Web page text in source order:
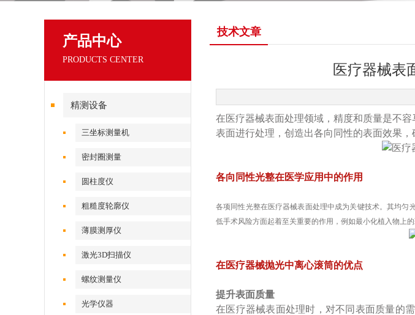
产品中心
PRODUCTS CENTER
精测设备
三坐标测量机
密封圈测量
圆柱度仪
粗糙度轮廓仪
薄膜测厚仪
激光3D扫描仪
螺纹测量仪
光学仪器
技术文章
医疗器械表
在医疗器械表面处理领域，精度和质量是不
表面进行处理，创造出各向同性的表面效果
各向同性光整在医学应用中的作用
各项同性光整在医疗器械表面处理中成为关键技术。其均
低手术风险方面起着至关重要的作用，例如最小化植入物上
在医疗器械抛光中离心滚筒的优点
提升表面质量
在医疗器械表面处理时，对不同表面质量的